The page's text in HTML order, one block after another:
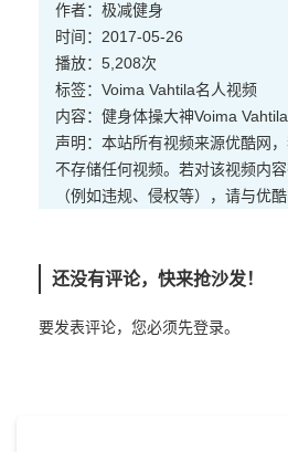
作者：极减健身
时间：2017-05-26
播放：5,208次
标签： Voima Vahtila名人视频
内容：健身体操大神Voima Vahtila
声明：本站所有视频来源优酷网，
不存储任何视频。若对该视频内
（例如违规、侵权等），请与优
还没有评论，快来抢沙发！
要发表评论，您必须先登录。